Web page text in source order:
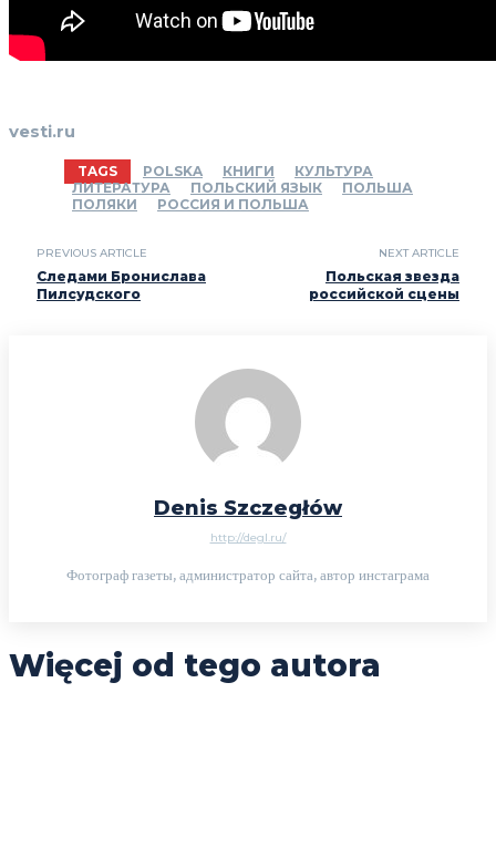
vesti.ru
TAGS POLSKA КНИГИ
КУЛЬТУРА
ЛИТЕРАТУРА
ПОЛЬСКИЙ ЯЗЫК
ПОЛЬША
ПОЛЯКИ
РОССИЯ И ПОЛЬША
PREVIOUS ARTICLE
Следами Бронислава
Пилсудского
NEXT ARTICLE
Польская звезда
российской сцены
Denis Szczegłów
http://degl.ru/
Фотограф газеты, администратор сайта, автор инстаграма
Więcej od tego autora